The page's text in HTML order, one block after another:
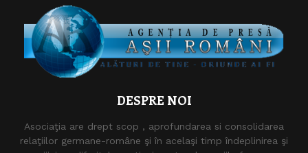
DESPRE NOI
Asociaţia are drept scop , aprofundarea si consolidarea
relaţiilor germane-române şi în acelaşi timp îndeplinirea şi